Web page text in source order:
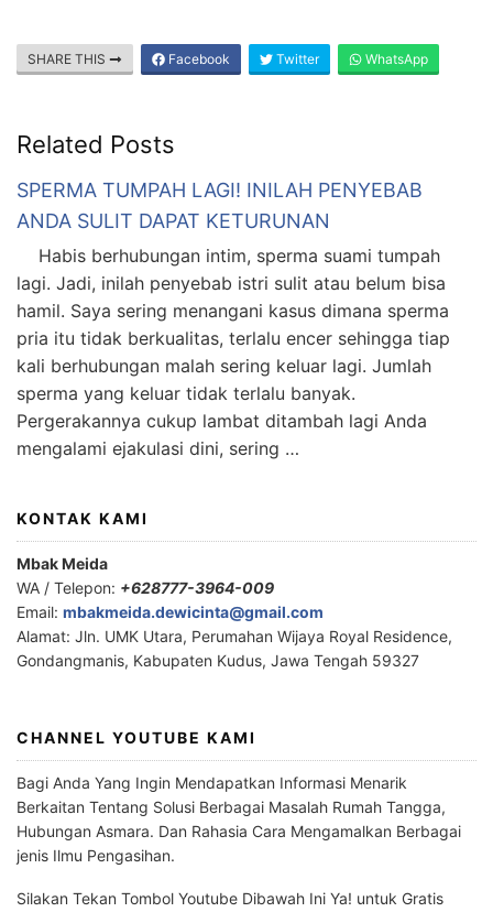
SHARE THIS Facebook Twitter WhatsApp
Related Posts
SPERMA TUMPAH LAGI! INILAH PENYEBAB
ANDA SULIT DAPAT KETURUNAN
Habis berhubungan intim, sperma suami tumpah
lagi. Jadi, inilah penyebab istri sulit atau belum bisa
hamil. Saya sering menangani kasus dimana sperma
pria itu tidak berkualitas, terlalu encer sehingga tiap
kali berhubungan malah sering keluar lagi. Jumlah
sperma yang keluar tidak terlalu banyak.
Pergerakannya cukup lambat ditambah lagi Anda
mengalami ejakulasi dini, sering …
KONTAK KAMI
Mbak Meida
WA / Telepon: +628777-3964-009
Email: mbakmeida.dewicinta@gmail.com
Alamat: Jln. UMK Utara, Perumahan Wijaya Royal Residence,
Gondangmanis, Kabupaten Kudus, Jawa Tengah 59327
CHANNEL YOUTUBE KAMI
Bagi Anda Yang Ingin Mendapatkan Informasi Menarik
Berkaitan Tentang Solusi Berbagai Masalah Rumah Tangga,
Hubungan Asmara. Dan Rahasia Cara Mengamalkan Berbagai
jenis Ilmu Pengasihan.
Silakan Tekan Tombol Youtube Dibawah Ini Ya! untuk Gratis